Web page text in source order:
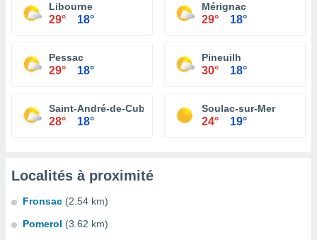
Libourne
29° 18°
Mérignac
29° 18°
Pessac
29° 18°
Pineuilh
30° 18°
Saint-André-de-Cubzac
28° 18°
Soulac-sur-Mer
24° 19°
Localités à proximité
Fronsac (2.54 km)
Pomerol (3.62 km)